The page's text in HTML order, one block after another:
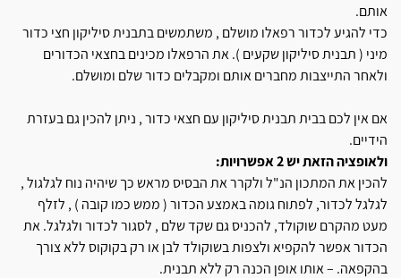
אותם.
כדי להגיע לכדור רפאלו מושלם , משתמשים בתבנית סיליקון חצי כדור
מיני ( תבנית סיליקון שקעים ). את הרפאלו מכינים בחצאי הכדורים
ולאחר התייצבות מחברים אותם ומקבלים כדור שלם ומושלם.
אם אין לכם בבית תבנית סיליקון עם חצאי כדור , ניתן להכין גם בעזרת
הידיים.
ולאופציה הזאת יש 2 אפשרויות:
להכין את המתכון הנ"ל ולקרר את הבסיס מראש כך שיהיה נוח לגלגול ,
לגלגל לכדור, לפתוח גומה באמצע הכדור ( ממש כמו קובה ) , לזלף
מעט מהקרם שוקולד, להכניס גם שקד שלם , לסגור לכדור ולגלגל. את
הכדור אפשר להקפיא ולצפות בשוקולד לבן או רק בקוקוס ללא צורך
בהקפאה. – אותו אופן הכנה רק ללא תבנית.